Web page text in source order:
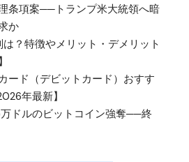
条項案──トランプ米大統領へ暗
か
？特徴やメリット・デメリット
ード（デビットカード）おすす
年最新】
ドルのビットコイン強奪──終